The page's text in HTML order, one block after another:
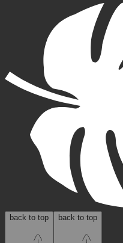
back to top back to top